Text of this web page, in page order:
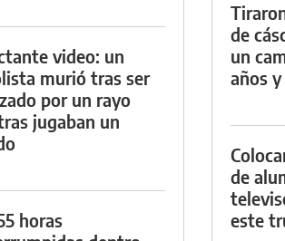
video: un
murió tras ser
por un rayo
jugaban un
horas
de
un
años
de
este